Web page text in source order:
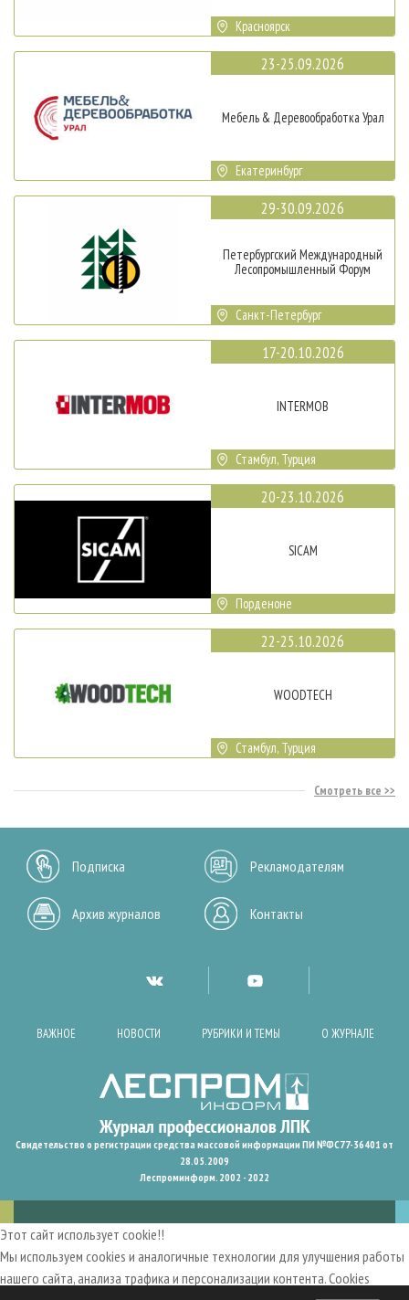
Красноярск
23-25.09.2026
Мебель & Деревообработка Урал
Екатеринбург
29-30.09.2026
Петербургский Международный
Лесопромышленный Форум
Санкт-Петербург
17-20.10.2026
INTERMOB
Стамбул, Турция
20-23.10.2026
SICAM
Порденоне
22-25.10.2026
WOODTECH
Стамбул, Турция
Смотреть все
Подписка Рекламодателям
Архив журналов Контакты
ВАЖНОЕ НОВОСТИ РУБРИКИ И ТЕМЫ О ЖУРНАЛЕ
Свидетельство о регистрации средства массовой информации ПИ №ФС77-36401 от
28.05.2009
Леспроминформ. 2002 - 2022
Этот сайт использует cookie!!
Мы используем cookies и аналогичные технологии для улучшения работы
нашего сайта, анализа трафика и персонализации контента. Cookies